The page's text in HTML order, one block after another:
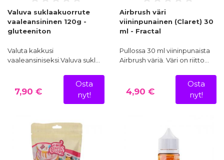
Valuva suklaakuorrute
vaaleansininen 120g -
gluteeniton
Valuta kakkusi
vaaleansiniseksi.Valuva sukl…
7,90 €
Osta
nyt!
Airbrush väri
viininpunainen (Claret) 30
ml - Fractal
Pullossa 30 ml viininpunaista
Airbrush väriä. Väri on riitto…
4,90 €
Osta
nyt!